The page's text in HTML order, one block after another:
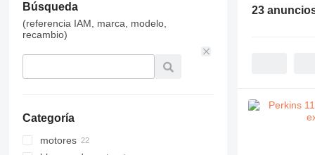
Búsqueda
(referencia IAM, marca, modelo,
recambio)
Categoría
motores
23